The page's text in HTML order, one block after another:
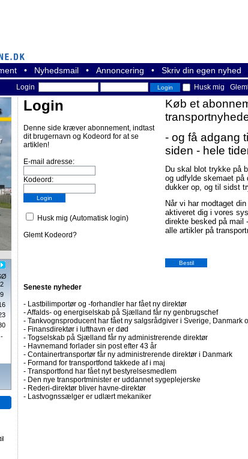
• Nyhedsmail • Annoncering • Skriv din egen nyhed
Login Husk mig
2
9
-
Login
Denne side kræver abonnement, indtast
dit brugernavn og Kodeord for at se
artiklen!
E-mail adresse:
Kodeord:
Husk mig (Automatisk login)
Glemt Kodeord?
Køb et
- og få adgang
siden - hele
Du skal blot trykke på
og udfylde skemaet på
dukker op, og til sidst
Når vi har modtaget
aktiveret dig i vores
direkte besked på mail
alle artikler på
Seneste nyheder
- Lastbilimportør og -forhandler har fået ny direktør
-Affalds- og energiselskab på Sjælland får ny genbrugschef
- Tankvognsproducent har fået ny salgsrådgiver i Sverige, Danmark
- Finansdirektør i lufthavn er død
- Togselskab på Sjælland får ny administrerende direktør
- Havnemand forlader sin post efter 43 år
- Containertransportør får ny administrerende direktør i Danmark
- Formand for transportfond takkede af i maj
- Transportfond har fået nyt bestyrelsesmedlem
- Den nye transportminister er uddannet sygeplejerske
- Rederi-direktør bliver havne-direktør
- Lastvognssælger er udlært mekaniker